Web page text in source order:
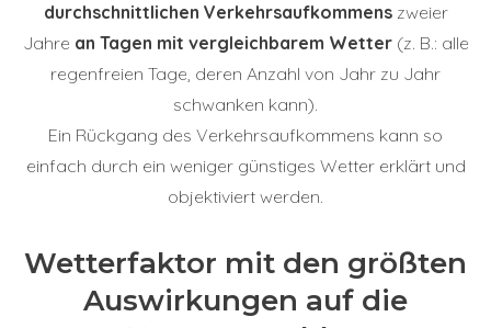
durchschnittlichen Verkehrsaufkommenszweier
Jahre an Tagen mit vergleichbarem Wetter (z. B.: alle
regenfreien Tage, deren Anzahl von Jahr zu Jahr
schwanken kann).
Ein Rückgang des Verkehrsaufkommens kann so
einfach durch ein weniger günstiges Wetter erklärt und
objektiviert werden.
Wetterfaktor mit den größten
Auswirkungen auf die